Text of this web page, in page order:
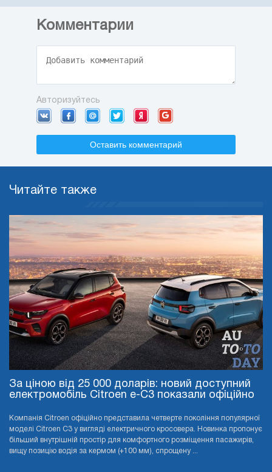
Комментарии
Авторизуйтесь
Оставить комментарий
Читайте также
За ціною від 25 000 доларів: новий доступний
електромобіль Citroen e-C3 показали офіційно
Компанія Citroen офіційно представила четверте покоління популярної
моделі Citroen C3 у вигляді електричного кросовера. Новинка пропонує
більший внутрішній простір для комфортного розміщення пасажирів,
вищу позицію водія за кермом (+100 мм), спрощену ...